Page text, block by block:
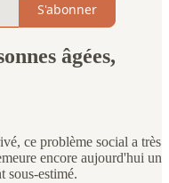
S'abonner
âgées,
ce problème social a très
encore aujourd'hui un
sous-estimé.